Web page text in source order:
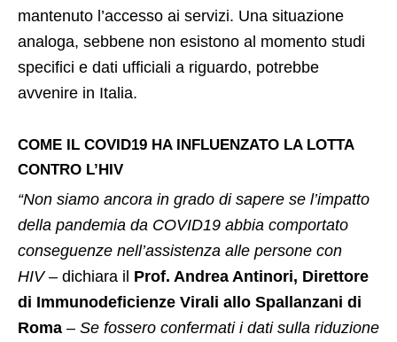
mantenuto l’accesso ai servizi. Una situazione
analoga, sebbene non esistono al momento studi
specifici e dati ufficiali a riguardo, potrebbe
avvenire in Italia.
COME IL COVID19 HA INFLUENZATO LA LOTTA
CONTRO L’HIV
“Non siamo ancora in grado di sapere se l’impatto
della pandemia da COVID19 abbia comportato
conseguenze nell’assistenza alle persone con
HIV– dichiara il Prof. Andrea Antinori, Direttore
di Immunodeficienze Virali allo Spallanzani di
Roma – Se fossero confermati i dati sulla riduzione